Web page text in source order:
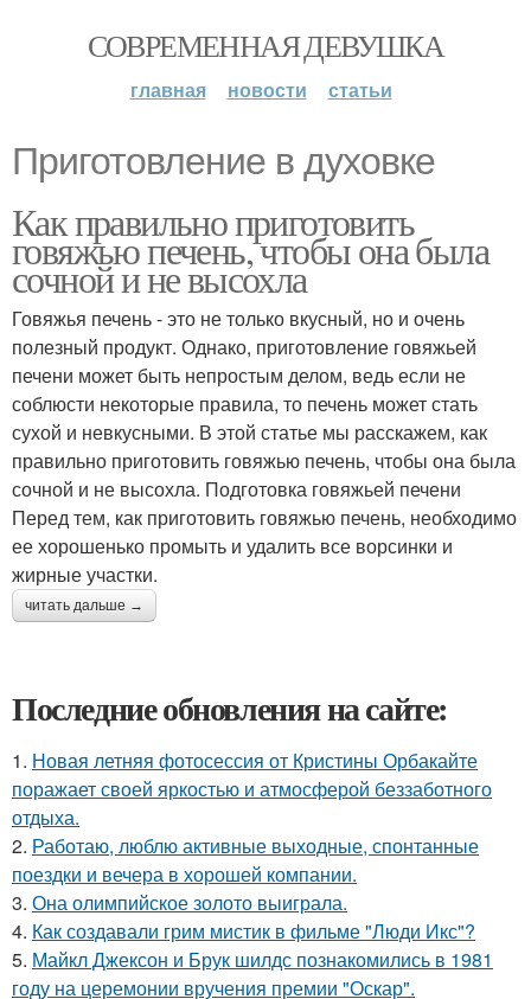
СОВРЕМЕННАЯ ДЕВУШКА
главная новости статьи
Приготовление в духовке
Как правильно приготовить
говяжью печень, чтобы она была
сочной и не высохла
Говяжья печень - это не только вкусный, но и очень
полезный продукт. Однако, приготовление говяжьей
печени может быть непростым делом, ведь если не
соблюсти некоторые правила, то печень может стать
сухой и невкусными. В этой статье мы расскажем, как
правильно приготовить говяжью печень, чтобы она была
сочной и не высохла. Подготовка говяжьей печени
Перед тем, как приготовить говяжью печень, необходимо
ее хорошенько промыть и удалить все ворсинки и
жирные участки.
читать дальше →
Последние обновления на сайте:
1. Новая летняя фотосессия от Кристины Орбакайте
поражает своей яркостью и атмосферой беззаботного
отдыха.
2. Работаю, люблю активные выходные, спонтанные
поездки и вечера в хорошей компании.
3. Она олимпийское золото выиграла.
4. Как создавали грим мистик в фильме "Люди Икс"?
5. Майкл Джексон и Брук шилдс познакомились в 1981
году на церемонии вручения премии "Оскар".